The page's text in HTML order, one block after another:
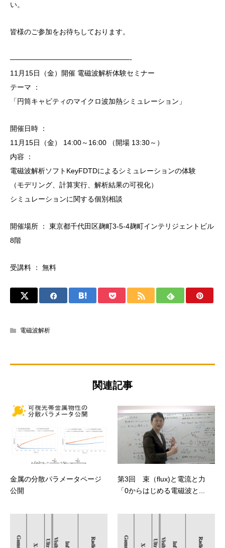
い。
皆様のご参加をお待ちしております。
—————————————————-
11月15日（金）開催 電磁波解析体験セミナー
テーマ ：
「円筒キャビティのマイクロ波加熱シミュレーション」
開催日時 ：
11月15日（金） 14:00～16:00 （開場 13:30～）
内容 ：
電磁波解析ソフトKeyFDTDによるシミュレーションの体験
（モデリング、計算実行、解析結果の可視化）
シミュレーションに関する個別相談
開催場所 ： 東京都千代田区麹町3-5-4麹町インテリジェントビル
8階
受講料 ： 無料
電磁波解析
関連記事
金属の分散パラメータページ
公開
第3回 束（flux)と電流と力
「0からはじめる電磁波と...